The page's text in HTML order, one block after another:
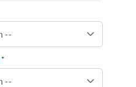
*